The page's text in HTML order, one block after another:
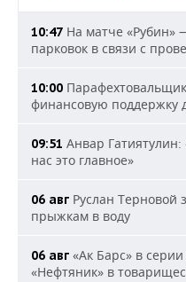
10:47 На матче «Рубин»
парковок в связи с
10:00
финансовую поддержку
09:51 Анвар
нас это главное»
06 авг Руслан Терновой
прыжкам в воду
06 авг «Ак Барс» в
«Нефтяник» в